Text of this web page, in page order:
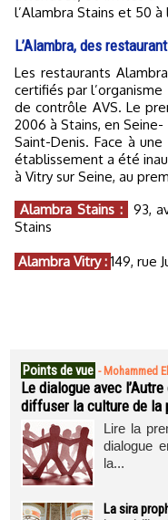
l’Alambra Stains et 50 à
L’Alambra, des
Les restaurants Alambra, spécialisés dans le grill halal, sont
certifiés par l’organisme
de contrôle AVS. Le
2006 à Stains, en Seine-
Saint-Denis. Face à
établissement a été
à Vitry sur Seine, au
Alambra Stains :
93,
Stains
Alambra Vitry : 149, rue
Points de vue - Mohammed
Le dialogue avec
diffuser la culture de la
Lire la
dialogue
la...
La sira